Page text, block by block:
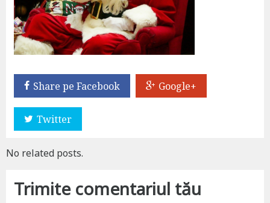
Share pe Facebook Google+
Twitter
No related posts.
Trimite comentariul tău